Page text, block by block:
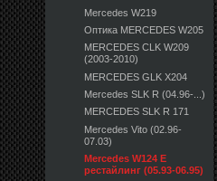
Mercedes W219
Оптика MERCEDES W205
MERCEDES CLK W209
(2003-2010)
MERCEDES GLK X204
Mercedes SLK R (04.96-...)
MERCEDES SLK R 171
Mercedes Vito (02.96-
07.03)
Mercedes W124 E
рестайлинг (05.93-06.95)